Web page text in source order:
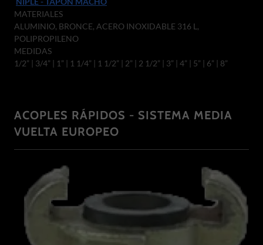
MATERIALES
ALUMINIO, BRONCE, ACERO INOXIDABLE 316 L,
POLIPROPILENO
MEDIDAS
1/2” | 3/4” | 1” | 1 1/4” | 1 1/2” | 2” | 2 1/2” | 3” | 4” | 5” | 6” | 8”
ACOPLES RÁPIDOS - SISTEMA MEDIA
VUELTA EUROPEO